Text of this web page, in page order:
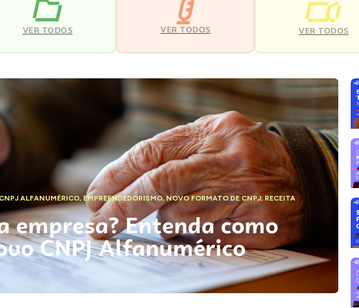
VER TODOS VER TODOS VER TODOS
CNPJ ALFANUMÉRICO, EMPREENDEDORISMO,NOVO FORMATO DE CNPJ,RECEITA
empresa? Entenda como
CNPJ Alfanumérico